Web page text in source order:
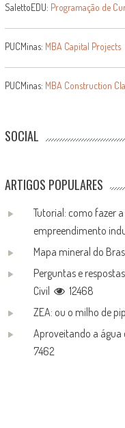
SalettoEDU: Programação de
PUCMinas: MBA Capital Projects
PUCMinas: MBA Construction
SOCIAL
ARTIGOS POPULARES
Tutorial: como fazer
empreendimento
Mapa mineral do
Perguntas e
Civil
12468
ZEA: ou o milho de
Aproveitando a
7462